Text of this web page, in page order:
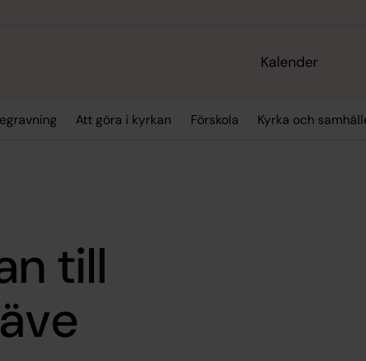
Kalender
Att göra i kyrkan Förskola Kyrka och
till